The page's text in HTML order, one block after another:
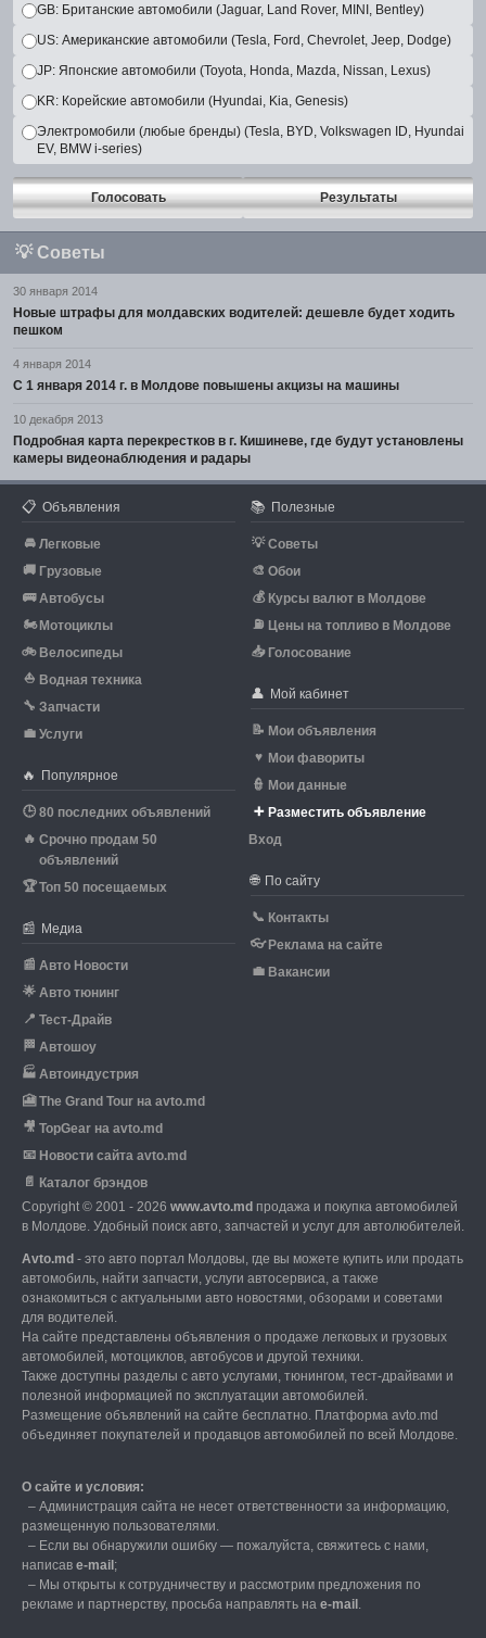
GB: Британские автомобили (Jaguar, Land Rover, MINI, Bentley)
US: Американские автомобили (Tesla, Ford, Chevrolet, Jeep, Dodge)
JP: Японские автомобили (Toyota, Honda, Mazda, Nissan, Lexus)
KR: Корейские автомобили (Hyundai, Kia, Genesis)
Электромобили (любые бренды) (Tesla, BYD, Volkswagen ID, Hyundai
EV, BMW i-series)
Голосовать Результаты
💡 Советы
30 января 2014
Новые штрафы для молдавских водителей: дешевле будет ходить
пешком
4 января 2014
С 1 января 2014 г. в Молдове повышены акцизы на машины
10 декабря 2013
Подробная карта перекрестков в г. Кишиневе, где будут установлены
камеры видеонаблюдения и радары
📋 Объявления
🚘 Легковые
🚚 Грузовые
🚌 Автобусы
🏍 Мотоциклы
🚲 Велосипеды
⛵ Водная техника
🔧 Запчасти
💼 Услуги
🔥 Популярное
🕒 80 последних объявлений
🔥 Срочно продам 50
объявлений
🏆Топ 50 посещаемых
📰 Медиа
📰 Авто Новости
🌟 Авто тюнинг
📍 Тест-Драйв
🏁 Автошоу
🏭 Автоиндустрия
🎦 The Grand Tour на avto.md
🎥 TopGear на avto.md
📧 Новости сайта avto.md
📄 Каталог брэндов
📚 Полезные
💡 Советы
🎨 Обои
💰 Курсы валют в Молдове
⛽ Цены на топливо в Молдове
📥 Голосование
👤 Мой кабинет
📝 Мои объявления
♥ Мои фавориты
👮 Мои данные
➕ Разместить объявление
Вход
🌐 По сайту
📞 Контакты
👓 Реклама на сайте
💼 Вакансии
Copyright © 2001 - 2026 www.avto.md продажа и покупка автомобилей
в Молдове. Удобный поиск авто, запчастей и услуг для автолюбителей.
Avto.md - это авто портал Молдовы, где вы можете купить или продать
автомобиль, найти запчасти, услуги автосервиса, а также
ознакомиться с актуальными авто новостями, обзорами и советами
для водителей.
На сайте представлены объявления о продаже легковых и грузовых
автомобилей, мотоциклов, автобусов и другой техники.
Также доступны разделы с авто услугами, тюнингом, тест-драйвами и
полезной информацией по эксплуатации автомобилей.
Размещение объявлений на сайте бесплатно. Платформа avto.md
объединяет покупателей и продавцов автомобилей по всей Молдове.
О сайте и условия:
– Администрация сайта не несет ответственности за информацию,
размещенную пользователями.
– Если вы обнаружили ошибку — пожалуйста, свяжитесь с нами,
написав е-mail ;
– Мы открыты к сотрудничеству и рассмотрим предложения по
рекламе и партнерству, просьба направлять на е-mail .